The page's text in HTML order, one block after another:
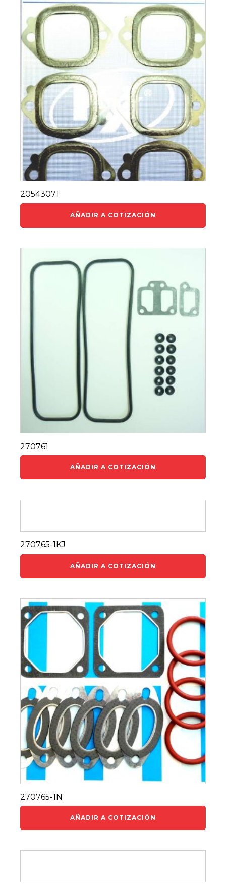
20543071
AÑADIR A COTIZACIÓN
270761
AÑADIR A COTIZACIÓN
270765-1KJ
AÑADIR A COTIZACIÓN
270765-1N
AÑADIR A COTIZACIÓN